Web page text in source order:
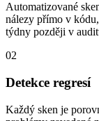
Automatizované
nálezy přímo v
týdny později v
02
Detekce regresí
Každý sken je